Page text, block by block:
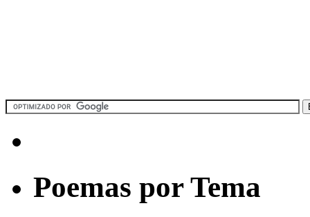
Poemas por Tema